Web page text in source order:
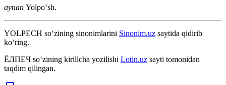
aynan Yolpoʻsh.
YOLPECH so‘zining sinonimlarini Sinonim.uz saytida qidirib
ko‘ring.
ЁЛПЕЧ so‘zining kirillcha yozilishi Lotin.uz sayti tomonidan
taqdim qilingan.